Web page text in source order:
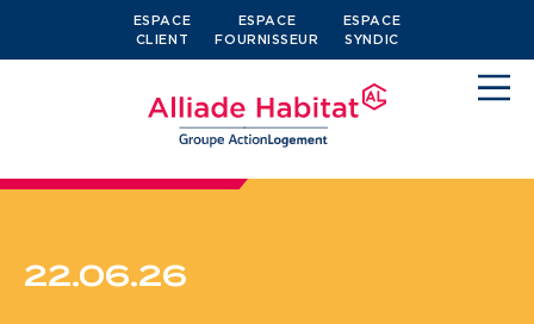
ESPACE
CLIENT
ESPACE
FOURNISSEUR
ESPACE
SYNDIC
22.06.26